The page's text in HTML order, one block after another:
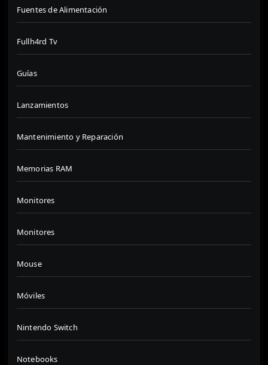
Fuentes de Alimentación
Fullh4rd Tv
Guías
Lanzamientos
Mantenimiento y Reparación
Memorias RAM
Monitores
Monitores
Mouse
Móviles
Nintendo Switch
Notebooks